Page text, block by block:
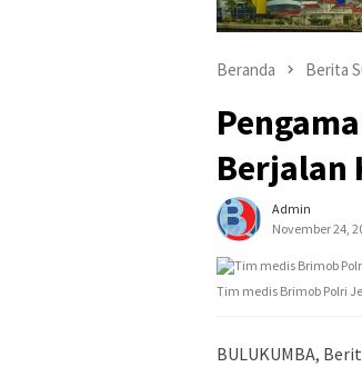
Beranda Berita
Berjalan
Admin
November 24,
Tim medis Brimob Polri
BULUKUMBA,